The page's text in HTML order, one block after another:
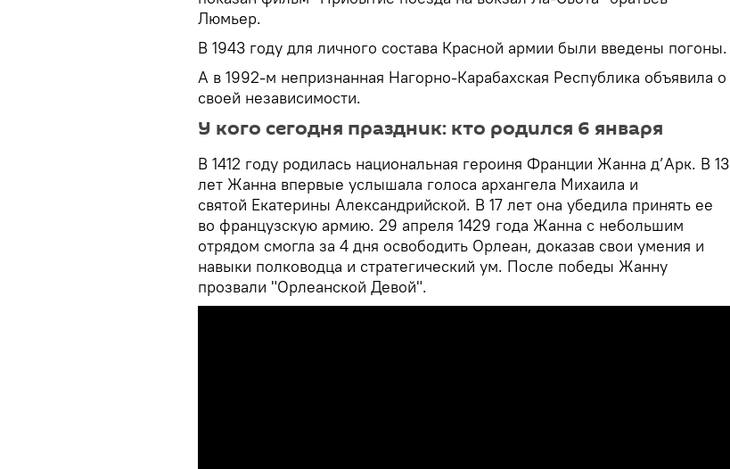
Люмьер.
В 1943 году для личного состава Красной армии были введены погоны.
А в 1992-м непризнанная Нагорно-Карабахская Республика объявила о
своей независимости.
У кого сегодня праздник: кто родился 6 января
В 1412 году родилась национальная героиня Франции Жанна д’Арк. В 13
лет Жанна впервые услышала голоса архангела Михаила и
святой Екатерины Александрийской. В 17 лет она убедила принять ее
во французскую армию. 29 апреля 1429 года Жанна с небольшим
отрядом смогла за 4 дня освободить Орлеан, доказав свои умения и
навыки полководца и стратегический ум. После победы Жанну
прозвали "Орлеанской Девой".